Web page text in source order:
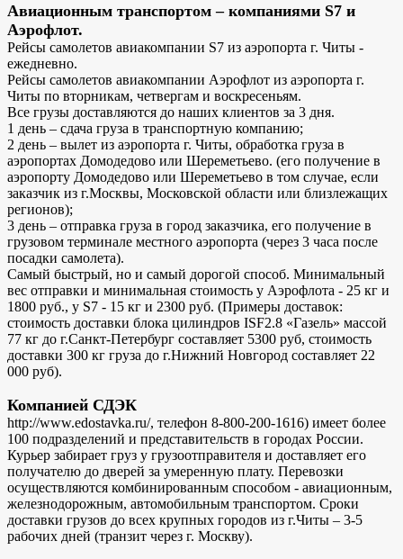
Авиационным транспортом – компаниями S7 и
Аэрофлот.
Рейсы самолетов авиакомпании S7 из аэропорта г. Читы -
ежедневно.
Рейсы самолетов авиакомпании Аэрофлот из аэропорта г.
Читы по вторникам, четвергам и воскресеньям.
Все грузы доставляются до наших клиентов за 3 дня.
1 день – сдача груза в транспортную компанию;
2 день – вылет из аэропорта г. Читы, обработка груза в
аэропортах Домодедово или Шереметьево. (его получение в
аэропорту Домодедово или Шереметьево в том случае, если
заказчик из г.Москвы, Московской области или близлежащих
регионов);
3 день – отправка груза в город заказчика, его получение в
грузовом терминале местного аэропорта (через 3 часа после
посадки самолета).
Самый быстрый, но и самый дорогой способ. Минимальный
вес отправки и минимальная стоимость у Аэрофлота - 25 кг и
1800 руб., у S7 - 15 кг и 2300 руб. (Примеры доставок:
стоимость доставки блока цилиндров ISF2.8 «Газель» массой
77 кг до г.Санкт-Петербург составляет 5300 руб, стоимость
доставки 300 кг груза до г.Нижний Новгород составляет 22
000 руб).
Компанией СДЭК
http://www.edostavka.ru/, телефон 8-800-200-1616) имеет более
100 подразделений и представительств в городах России.
Курьер забирает груз у грузоотправителя и доставляет его
получателю до дверей за умеренную плату. Перевозки
осуществляются комбинированным способом - авиационным,
железнодорожным, автомобильным транспортом. Сроки
доставки грузов до всех крупных городов из г.Читы – 3-5
рабочих дней (транзит через г. Москву).